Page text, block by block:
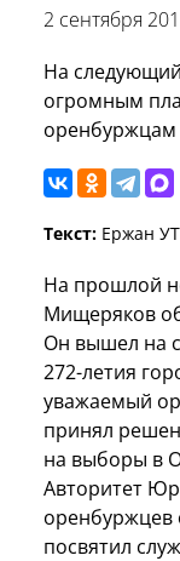
2 сентября
На
огромным
оренбуржцам
Текст: Ержан
На прошлой
Мищеряков
Он вышел на
272-летия
уважаемый
принял
на выборы в
Авторитет
оренбуржцев
посвятил